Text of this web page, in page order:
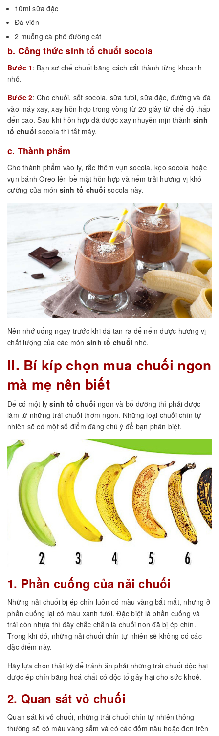
10ml sữa đặc
Đá viên
2 muỗng cà phê đường cát
b. Công thức sinh tố chuối socola
Bước 1 : Bạn sơ chế chuối bằng cách cắt thành từng khoanh
nhỏ.
Bước 2: Cho chuối, sốt socola, sữa tươi, sữa đặc, đường và đá
vào máy xay, xay hỗn hợp trong vòng từ 20 giây từ chế độ thấp
đến cao. Sau khi hỗn hợp đã được xay nhuyễn mịn thành sinh
tố chuối socola thì tắt máy.
c. Thành phẩm
Cho thành phẩm vào ly, rắc thêm vụn socola, kẹo socola hoặc
vụn bánh Oreo lên bề mặt hỗn hợp và nếm trải hương vị khó
cưỡng của món sinh tố chuối socola này.
Nên nhớ uống ngay trước khi đá tan ra để nếm được hương vị
chất lượng của các món sinh tố chuối nhé.
II. Bí kíp chọn mua chuối ngon
mà mẹ nên biết
Để có một lysinh tố chuối ngon và bổ dưỡng thì phải được
làm từ những trái chuối thơm ngon. Những loại chuối chín tự
nhiên sẽ có một số điểm đáng chú ý để bạn phân biệt.
1. Phần cuống của nải chuối
Những nải chuối bị ép chín luôn có màu vàng bắt mắt, nhưng ở
phần cuống lại có màu xanh tươi. Đặc biệt là phần cuống và
trái còn nhựa thì đây chắc chắn là chuối non đã bị ép chín.
Trong khi đó, những nải chuối chín tự nhiên sẽ không có các
đặc điểm này.
Hãy lựa chọn thật kỹ để tránh ăn phải những trái chuối độc hại
được ép chín bằng hoá chất có độc tố gây hại cho sức khoẻ.
2. Quan sát vỏ chuối
Quan sát kĩ vỏ chuối, những trái chuối chín tự nhiên thông
thường sẽ có màu vàng sẫm và có các đốm nâu hoặc đen trên